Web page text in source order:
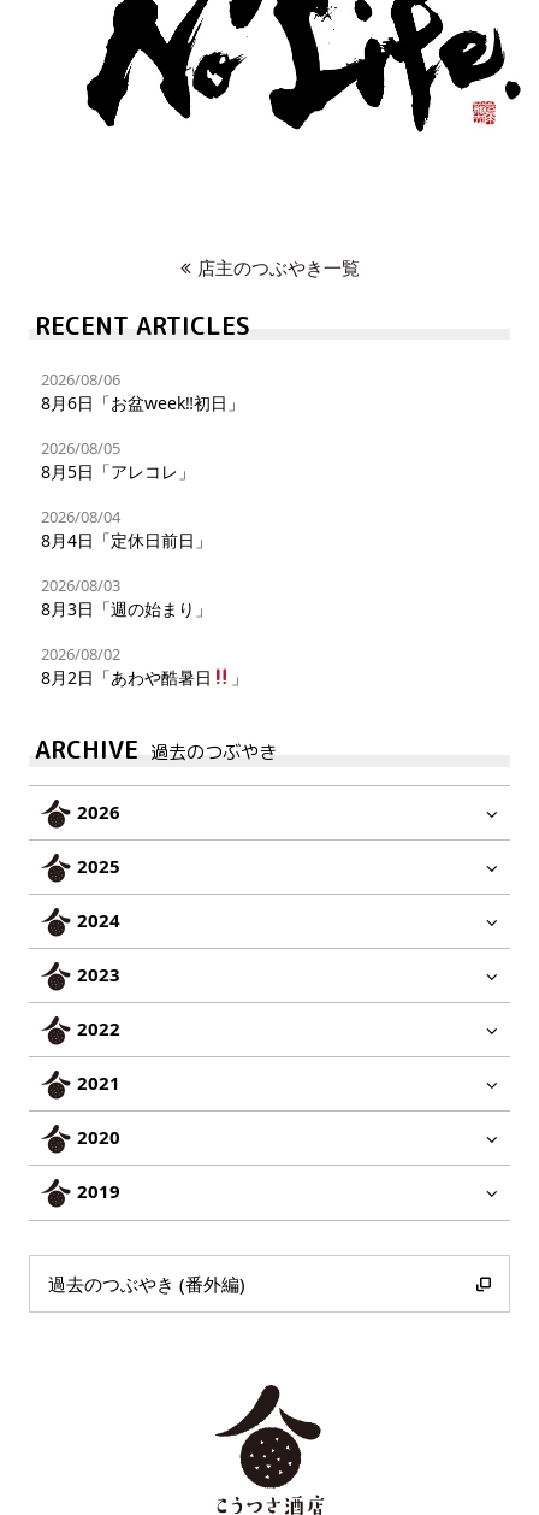
店主のつぶやき一覧
RECENT ARTICLES
2026/08/06
8月6日「お盆week‼︎初日」
2026/08/05
8月5日「アレコレ」
2026/08/04
8月4日「定休日前日」
2026/08/03
8月3日「週の始まり」
2026/08/02
8月2日「あわや酷暑日 」
ARCHIVE 過去のつぶやき
2026
2025
2024
2023
2022
2021
2020
2019
過去のつぶやき (番外編)